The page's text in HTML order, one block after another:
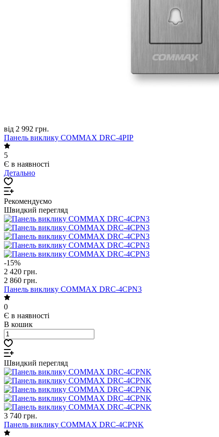
від 2 992 грн.
Панель виклику COMMAX DRC-4PIP
5
Є в наявності
Детально
Рекомендуємо
Швидкий перегляд
-15%
2 420 грн.
2 860 грн.
Панель виклику COMMAX DRC-4CPN3
0
Є в наявності
В кошик
Швидкий перегляд
3 740 грн.
Панель виклику COMMAX DRC-4CPNK